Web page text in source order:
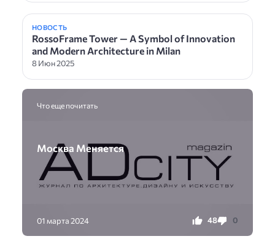
НОВОСТЬ
RossoFrame Tower — A Symbol of Innovation
and Modern Architecture in Milan
8 Июн 2025
Что еще почитать
Москва Меняется
01 марта 2024 48 0